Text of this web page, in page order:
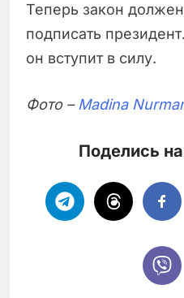
Теперь закон
подписать
он вступит в силу.
Фото – Madina
Поделись